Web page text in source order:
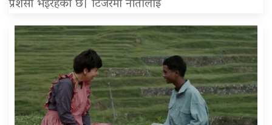
प्रशंसा भइरहेको छ। टिजरमा नीतालाई